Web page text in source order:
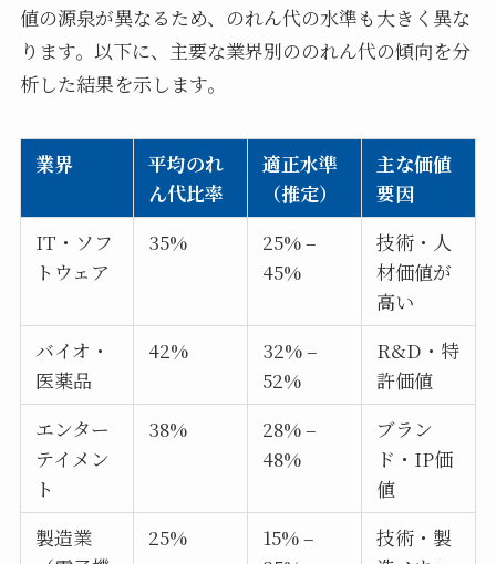
値の源泉が異なるため、のれん代の水準も大きく異な
ります。以下に、主要な業界別ののれん代の傾向を分
析した結果を示します。
業界
平均のれ
ん代比率
適正水準
（推定）
主な価値
要因
IT・ソフ
トウェア
35%
25% –
45%
技術・人
材価値が
高い
バイオ・
医薬品
42%
32% –
52%
R&D・特
許価値
エンター
テイメン
ト
38%
28% –
48%
ブラン
ド・IP価
値
製造業
25%
15% –
技術・製